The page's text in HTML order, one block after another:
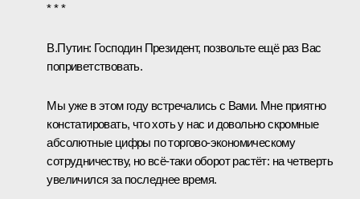
* * *
В.Путин: Господин Президент, позвольте ещё раз Вас
поприветствовать.
Мы уже в этом году встречались с Вами. Мне приятно
констатировать, что хоть у нас и довольно скромные
абсолютные цифры по торгово-экономическому
сотрудничеству, но всё‑таки оборот растёт: на четверть
увеличился за последнее время.